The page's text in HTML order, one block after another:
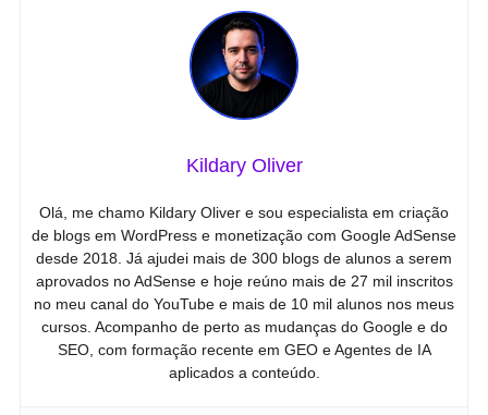
Kildary Oliver
Olá, me chamo Kildary Oliver e sou especialista em criação
de blogs em WordPress e monetização com Google AdSense
desde 2018. Já ajudei mais de 300 blogs de alunos a serem
aprovados no AdSense e hoje reúno mais de 27 mil inscritos
no meu canal do YouTube e mais de 10 mil alunos nos meus
cursos. Acompanho de perto as mudanças do Google e do
SEO, com formação recente em GEO e Agentes de IA
aplicados a conteúdo.